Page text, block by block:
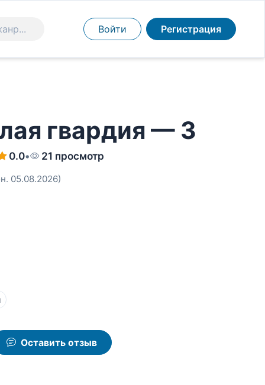
Войти Регистрация
гвардия — 3
0.0• 21 просмотр
05.08.2026)
Оставить отзыв